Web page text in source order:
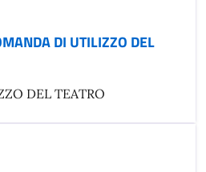
DI UTILIZZO DEL
DEL TEATRO